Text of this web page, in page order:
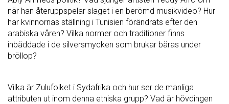
när han återuppspelar slaget i en berömd musikvideo? Hur
har kvinnornas ställning i Tunisien förändrats efter den
arabiska våren? Vilka normer och traditioner finns
inbäddade i de silversmycken som brukar bäras under
bröllop?
Vilka är Zulufolket i Sydafrika och hur ser de manliga
attributen ut inom denna etniska grupp? Vad är hövdingen